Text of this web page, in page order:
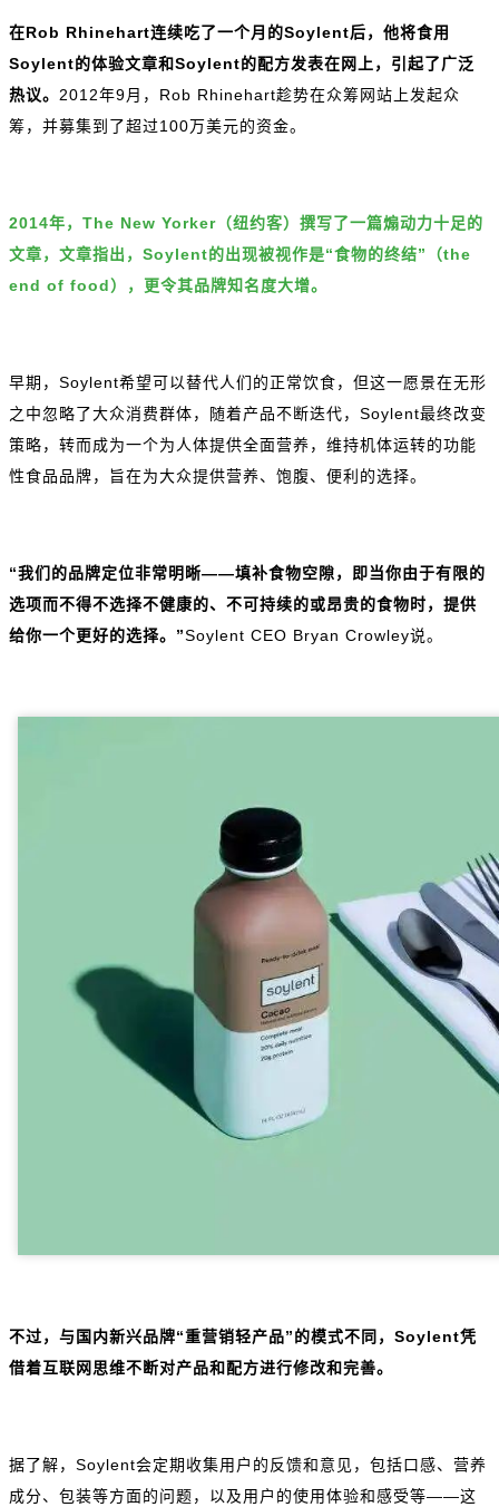
在Rob Rhinehart连续吃了一个月的Soylent后，他将食用
Soylent的体验文章和Soylent的配方发表在网上，引起了广泛
热议。 2012年9月，Rob Rhinehart趁势在众筹网站上发起众
筹，并募集到了超过100万美元的资金。
2014年，The New Yorker（纽约客）撰写了一篇煽动力十足的
文章，文章指出，Soylent的出现被视作是“食物的终结”（the
end of food），更令其品牌知名度大增。
早期，Soylent希望可以替代人们的正常饮食，但这一愿景在无形
之中忽略了大众消费群体，随着产品不断迭代，Soylent最终改变
策略，转而成为一个为人体提供全面营养，维持机体运转的功能
性食品品牌，旨在为大众提供营养、饱腹、便利的选择。
“我们的品牌定位非常明晰——填补食物空隙，即当你由于有限的
选项而不得不选择不健康的、不可持续的或昂贵的食物时，提供
给你一个更好的选择。”Soylent CEO Bryan Crowley说。
不过，与国内新兴品牌“重营销轻产品”的模式不同，Soylent凭
借着互联网思维不断对产品和配方进行修改和完善。
据了解，Soylent会定期收集用户的反馈和意见，包括口感、营养
成分、包装等方面的问题，以及用户的使用体验和感受等——这